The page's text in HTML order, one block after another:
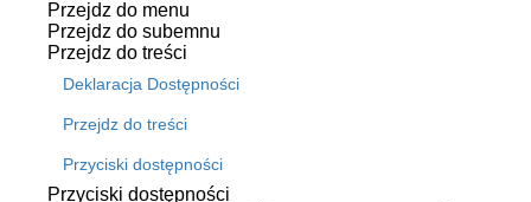
Przejdz do menu
Przejdz do subemnu
Przejdz do treści
Deklaracja Dostępności
Przejdz do treści
Przyciski dostępności
Przyciski dostępności